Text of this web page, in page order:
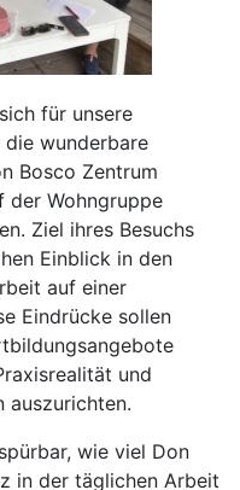
für unsere
die wunderbare
Bosco Zentrum
der Wohngruppe
Ziel ihres Besuchs
Einblick in den
auf einer
Eindrücke sollen
und
auszurichten.
wie viel Don
in der täglichen Arbeit